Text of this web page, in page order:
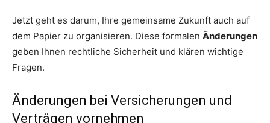
Jetzt geht es darum, Ihre gemeinsame Zukunft auch auf
dem Papier zu organisieren. Diese formalen Änderungen
geben Ihnen rechtliche Sicherheit und klären wichtige
Fragen.
Änderungen bei Versicherungen und
Verträgen vornehmen